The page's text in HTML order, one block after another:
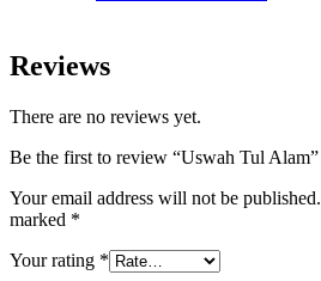
Reviews
There are no reviews yet.
Be the first to review “Uswah Tul Alam”
Your email address will not be published.
marked *
Your rating *